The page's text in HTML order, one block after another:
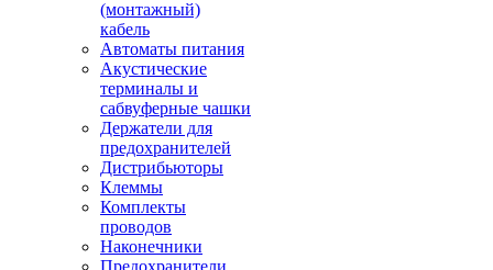
(монтажный)
кабель
Автоматы питания
Акустические
терминалы и
сабвуферные чашки
Держатели для
предохранителей
Дистрибьюторы
Клеммы
Комплекты
проводов
Наконечники
Предохранители